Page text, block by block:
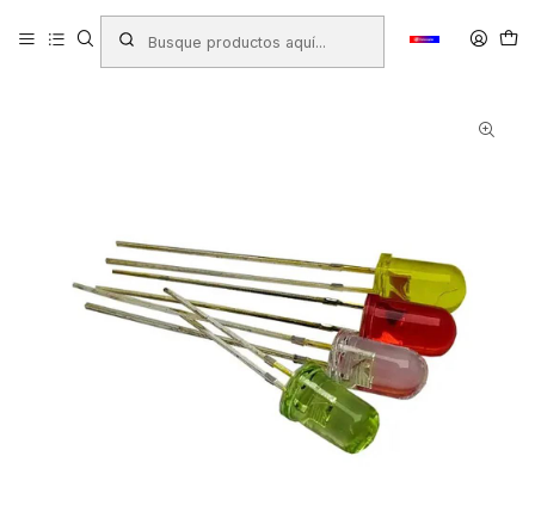
Productos LIBRERIA Escolar Química - Experimentos
AMPOLLETA LUZ LED 5MM COL/SURTIDOS G2001 KINDER MIX